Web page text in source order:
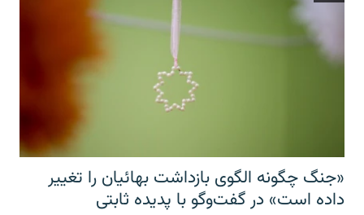
«جنگ چگونه الگوی بازداشت بهائیان را تغییر
داده است» در گفت‌وگو با پدیده ثابتی